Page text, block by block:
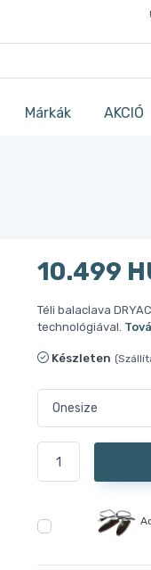
Márkák AKCIÓ
10.499
Téli balaclava
technológiával.
Készleten